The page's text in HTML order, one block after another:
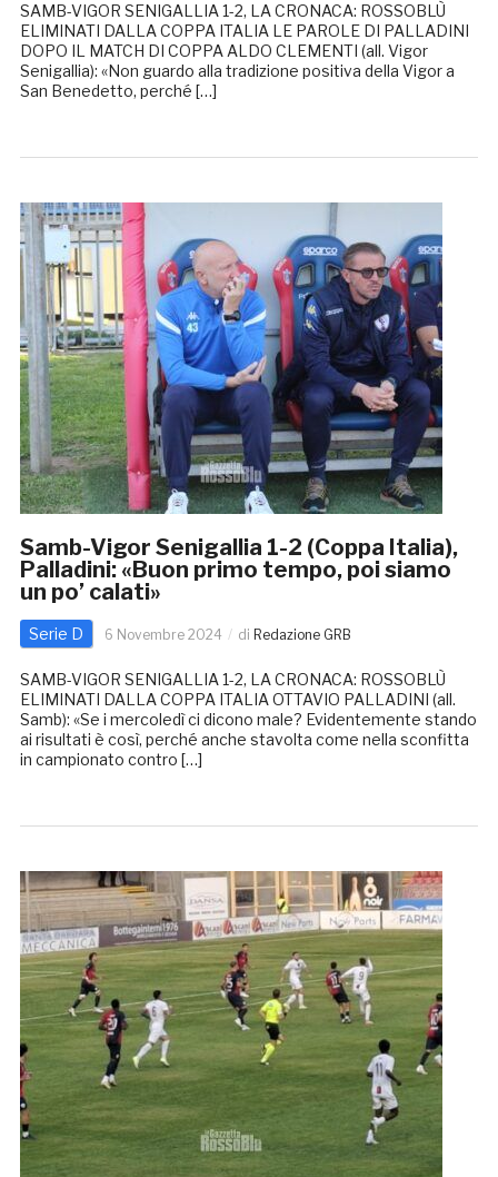
SAMB-VIGOR SENIGALLIA 1-2, LA CRONACA: ROSSOBLÙ
ELIMINATI DALLA COPPA ITALIA LE PAROLE DI PALLADINI
DOPO IL MATCH DI COPPA ALDO CLEMENTI (all. Vigor
Senigallia): «Non guardo alla tradizione positiva della Vigor a
San Benedetto, perché […]
Samb-Vigor Senigallia 1-2 (Coppa Italia),
Palladini: «Buon primo tempo, poi siamo
un po’ calati»
Serie D 6 Novembre 2024 di Redazione GRB
SAMB-VIGOR SENIGALLIA 1-2, LA CRONACA: ROSSOBLÙ
ELIMINATI DALLA COPPA ITALIA OTTAVIO PALLADINI (all.
Samb): «Se i mercoledì ci dicono male? Evidentemente stando
ai risultati è così, perché anche stavolta come nella sconfitta
in campionato contro […]